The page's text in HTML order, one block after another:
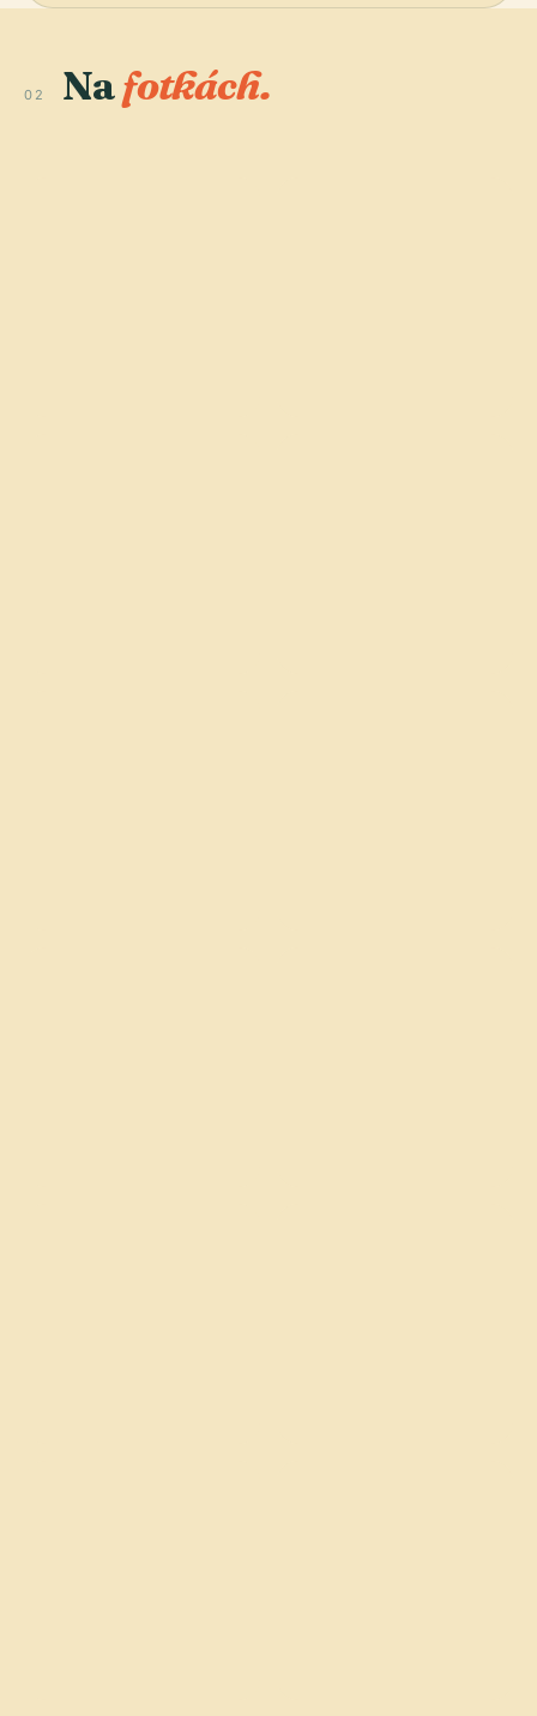
02 Nafotkách.